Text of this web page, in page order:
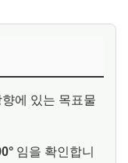
에 있는 목표물
임을 확인합니